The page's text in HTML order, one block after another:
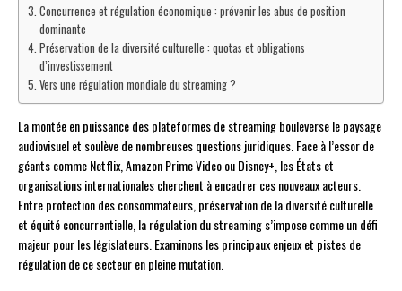
Concurrence et régulation économique : prévenir les abus de position
dominante
Préservation de la diversité culturelle : quotas et obligations
d’investissement
Vers une régulation mondiale du streaming ?
La montée en puissance des plateformes de streaming bouleverse le paysage
audiovisuel et soulève de nombreuses questions juridiques. Face à l’essor de
géants comme Netflix, Amazon Prime Video ou Disney+, les États et
organisations internationales cherchent à encadrer ces nouveaux acteurs.
Entre protection des consommateurs, préservation de la diversité culturelle
et équité concurrentielle, la régulation du streaming s’impose comme un défi
majeur pour les législateurs. Examinons les principaux enjeux et pistes de
régulation de ce secteur en pleine mutation.